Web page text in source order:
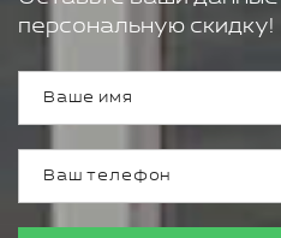
персональную скидку!